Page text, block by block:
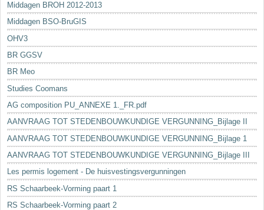
Middagen BROH 2012-2013
Middagen BSO-BruGIS
OHV3
BR GGSV
BR Meo
Studies Coomans
AG composition PU_ANNEXE 1._FR.pdf
AANVRAAG TOT STEDENBOUWKUNDIGE VERGUNNING_Bijlage II
AANVRAAG TOT STEDENBOUWKUNDIGE VERGUNNING_Bijlage 1
AANVRAAG TOT STEDENBOUWKUNDIGE VERGUNNING_Bijlage III
Les permis logement - De huisvestingsvergunningen
RS Schaarbeek-Vorming paart 1
RS Schaarbeek-Vorming paart 2